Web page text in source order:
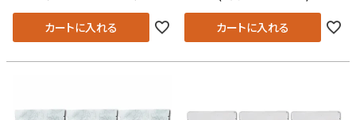
カートに入れる カートに入れる